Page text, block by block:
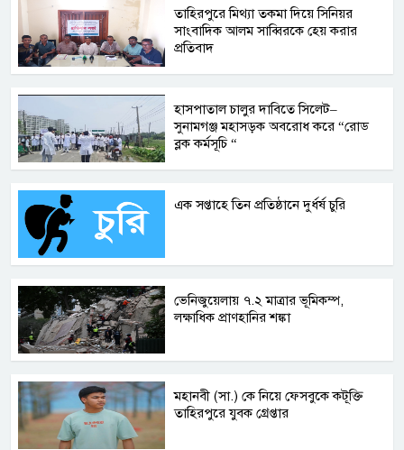
তাহিরপুরে মিথ্যা তকমা দিয়ে সিনিয়র
সাংবাদিক আলম সাব্বিরকে হেয় করার
প্রতিবাদ
হাসপাতাল চালুর দাবিতে সিলেট–
সুনামগঞ্জ মহাসড়ক অবরোধ করে “রোড
ব্লক কর্মসূচি “
এক সপ্তাহে তিন প্রতিষ্ঠানে দুর্ধর্ষ চুরি
ভেনিজুয়েলায় ৭.২ মাত্রার ভূমিকম্প,
লক্ষাধিক প্রাণহানির শঙ্কা
মহানবী (সা.) কে নিয়ে ফেসবুকে কটূক্তি
তাহিরপুরে যুবক গ্রেপ্তার